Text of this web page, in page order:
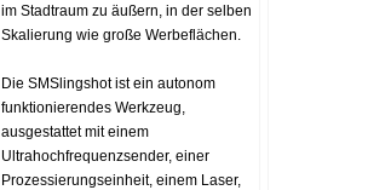
im Stadtraum zu äußern, in der selben
Skalierung wie große Werbeflächen.
Die SMSlingshot ist ein autonom
funktionierendes Werkzeug,
ausgestattet mit einem
Ultrahochfrequenzsender, einer
Prozessierungseinheit, einem Laser,